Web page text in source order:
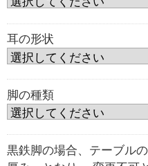
耳の形状
脚の種類
黒鉄脚の場合、テーブル